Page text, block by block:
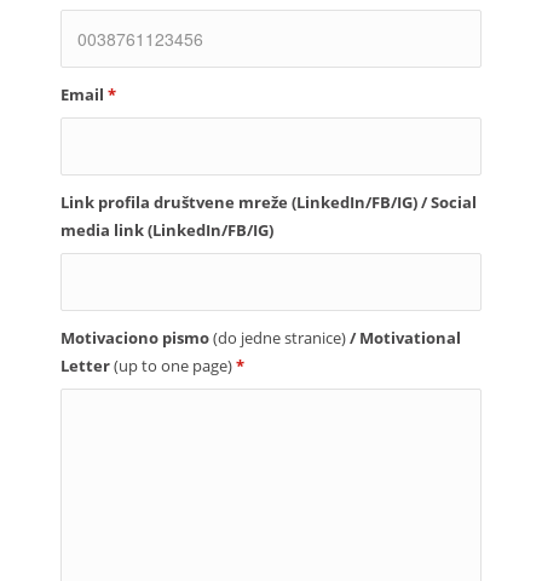
Email *
Link profila društvene mreže (LinkedIn/FB/IG) / Social
media link (LinkedIn/FB/IG)
Motivaciono pismo(do jedne stranice)/ Motivational
Letter(up to one page)*